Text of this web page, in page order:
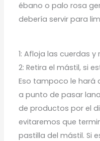
ébano o palo rosa
debería servir para
1: Afloja las cuerdas y
2: Retira el mástil, si
Eso tampoco le hará
a punto de pasar
de productos por el
evitaremos que
pastilla del mástil. Si